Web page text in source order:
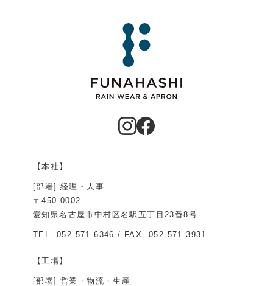
【本社】
[部署] 経理・人事
〒450-0002
愛知県名古屋市中村区名駅五丁目23番8号
TEL. 052-571-6346 / FAX. 052-571-3931
【工場】
[部署] 営業・物流・生産